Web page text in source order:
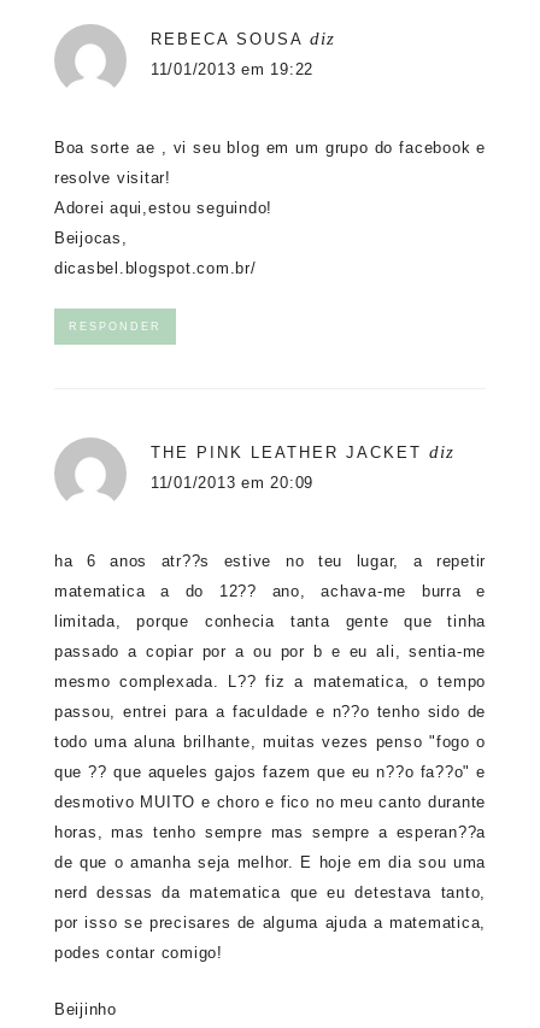
REBECA SOUSA diz
11/01/2013 em 19:22
Boa sorte ae , vi seu blog em um grupo do facebook e
resolve visitar!
Adorei aqui,estou seguindo!
Beijocas,
dicasbel.blogspot.com.br/
RESPONDER
THE PINK LEATHER JACKET diz
11/01/2013 em 20:09
ha 6 anos atr??s estive no teu lugar, a repetir
matematica a do 12?? ano, achava-me burra e
limitada, porque conhecia tanta gente que tinha
passado a copiar por a ou por b e eu ali, sentia-me
mesmo complexada. L?? fiz a matematica, o tempo
passou, entrei para a faculdade e n??o tenho sido de
todo uma aluna brilhante, muitas vezes penso "fogo o
que ?? que aqueles gajos fazem que eu n??o fa??o" e
desmotivo MUITO e choro e fico no meu canto durante
horas, mas tenho sempre mas sempre a esperan??a
de que o amanha seja melhor. E hoje em dia sou uma
nerd dessas da matematica que eu detestava tanto,
por isso se precisares de alguma ajuda a matematica,
podes contar comigo!
Beijinho